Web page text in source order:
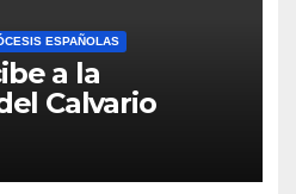
ESPAÑOLAS
a la
Calvario